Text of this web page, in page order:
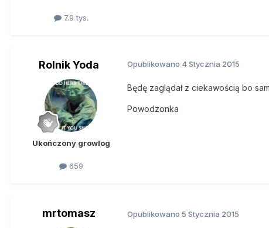
7.9 tys.
Rolnik Yoda
Ukończony growlog
659
Opublikowano 4 Stycznia 2015
Będę zaglądał z ciekawością bo
Powodzonka
mrtomasz Opublikowano 5 Stycznia 2015